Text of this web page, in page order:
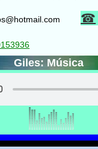
Giles: Música